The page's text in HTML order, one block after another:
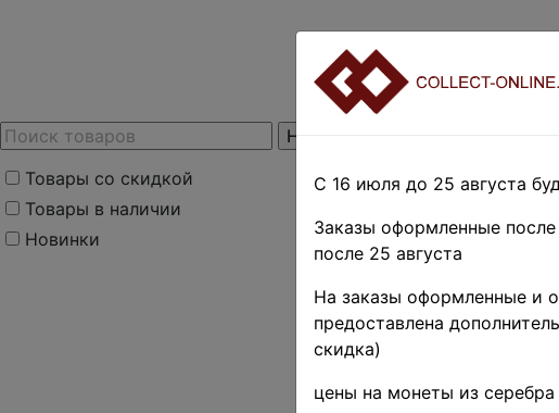
Товары со скидкой
Товары в наличии
Новинки
С 16 июля до 25 августа
Заказы оформленные
после 25 августа
На заказы оформленные и
предоставлена
скидка)
цены на монеты из